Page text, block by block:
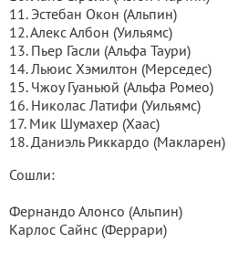
11. Эстебан Окон (Альпин)
12. Алекс Албон (Уильямс)
13. Пьер Гасли (Альфа Таури)
14. Льюис Хэмилтон (Мерседес)
15. Чжоу Гуаньюй (Альфа Ромео)
16. Николас Латифи (Уильямс)
17. Мик Шумахер (Хаас)
18. Даниэль Риккардо (Макларен)
Сошли:
Фернандо Алонсо (Альпин)
Карлос Сайнс (Феррари)